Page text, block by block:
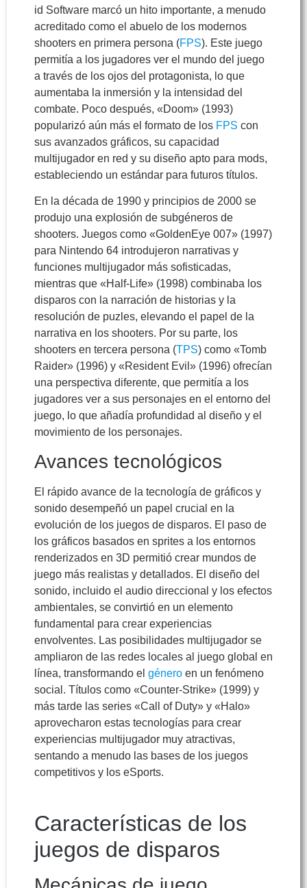
id Software marcó un hito importante, a menudo
acreditado como el abuelo de los modernos
shooters en primera persona (FPS). Este juego
permitía a los jugadores ver el mundo del juego
a través de los ojos del protagonista, lo que
aumentaba la inmersión y la intensidad del
combate. Poco después, «Doom» (1993)
popularizó aún más el formato de los FPS con
sus avanzados gráficos, su capacidad
multijugador en red y su diseño apto para mods,
estableciendo un estándar para futuros títulos.
En la década de 1990 y principios de 2000 se
produjo una explosión de subgéneros de
shooters. Juegos como «GoldenEye 007» (1997)
para Nintendo 64 introdujeron narrativas y
funciones multijugador más sofisticadas,
mientras que «Half-Life» (1998) combinaba los
disparos con la narración de historias y la
resolución de puzles, elevando el papel de la
narrativa en los shooters. Por su parte, los
shooters en tercera persona (TPS) como «Tomb
Raider» (1996) y «Resident Evil» (1996) ofrecían
una perspectiva diferente, que permitía a los
jugadores ver a sus personajes en el entorno del
juego, lo que añadía profundidad al diseño y el
movimiento de los personajes.
Avances tecnológicos
El rápido avance de la tecnología de gráficos y
sonido desempeñó un papel crucial en la
evolución de los juegos de disparos. El paso de
los gráficos basados en sprites a los entornos
renderizados en 3D permitió crear mundos de
juego más realistas y detallados. El diseño del
sonido, incluido el audio direccional y los efectos
ambientales, se convirtió en un elemento
fundamental para crear experiencias
envolventes. Las posibilidades multijugador se
ampliaron de las redes locales al juego global en
línea, transformando el género en un fenómeno
social. Títulos como «Counter-Strike» (1999) y
más tarde las series «Call of Duty» y «Halo»
aprovecharon estas tecnologías para crear
experiencias multijugador muy atractivas,
sentando a menudo las bases de los juegos
competitivos y los eSports.
Características de los
juegos de disparos